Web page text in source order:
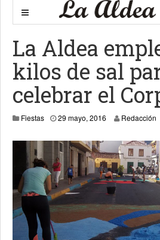
La Aldea
kilos de sal
celebrar el
Fiestas 29 mayo, 2016 30 mayo, 2016
Redacción